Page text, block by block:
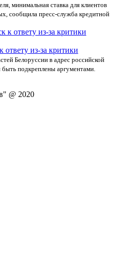
минимальная ставка для клиентов
сообщила пресс-служба кредитной
из-за критики
Белоруссии в адрес российской
подкреплены аргументами.
@ 2020